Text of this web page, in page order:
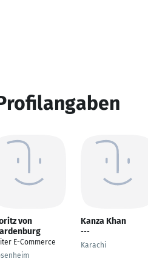
von
E-Commerce
Kanza Khan
---
Karachi